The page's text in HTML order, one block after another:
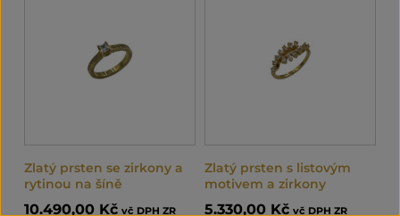
Zlatý prsten se zirkony a
rytinou na šíně
10.490,00 Kč vč DPH ZR
Zlatý prsten s listovým
motivem a zirkony
5.330,00 Kč vč DPH ZR